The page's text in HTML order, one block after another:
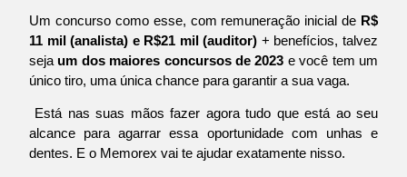
Um concurso como esse, com remuneração inicial de R$
11 mil (analista) e R$21 mil (auditor) + benefícios, talvez
seja um dos maiores concursos de 2023 e você tem um
único tiro, uma única chance para garantir a sua vaga.
Está nas suas mãos fazer agora tudo que está ao seu
alcance para agarrar essa oportunidade com unhas e
dentes. E o Memorex vai te ajudar exatamente nisso.